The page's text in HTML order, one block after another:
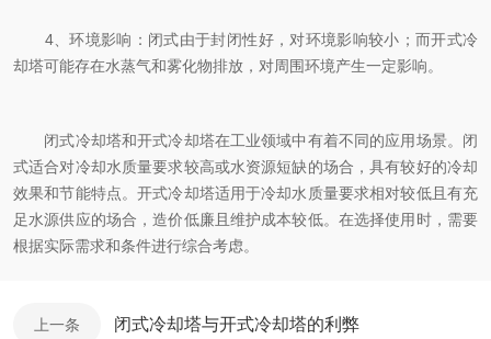
4、环境影响：闭式由于封闭性好，对环境影响较小；而开式冷
却塔可能存在水蒸气和雾化物排放，对周围环境产生一定影响。
闭式冷却塔和开式冷却塔在工业领域中有着不同的应用场景。闭
式适合对冷却水质量要求较高或水资源短缺的场合，具有较好的冷却
效果和节能特点。开式冷却塔适用于冷却水质量要求相对较低且有充
足水源供应的场合，造价低廉且维护成本较低。在选择使用时，需要
根据实际需求和条件进行综合考虑。
上一条 闭式冷却塔与开式冷却塔的利弊